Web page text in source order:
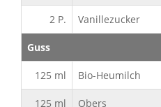
2 P. Vanillezucker
Guss
125 ml Bio-Heumilch
125 ml Obers